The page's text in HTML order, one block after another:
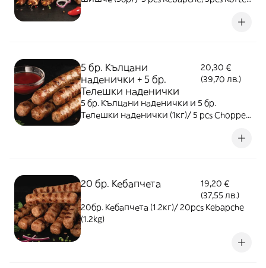
5 бр. Кълцани
наденички + 5 бр.
Телешки наденички
20,30 €
(39,70 лв.)
5 бр. Кълцани наденички и 5 бр.
Телешки наденички (1кг)/ 5 pcs Chopped
20 бр. Кебапчета
19,20 €
(37,55 лв.)
20бр. Кебапчета (1.2кг)/ 20pcs Kebapche
(1.2kg)